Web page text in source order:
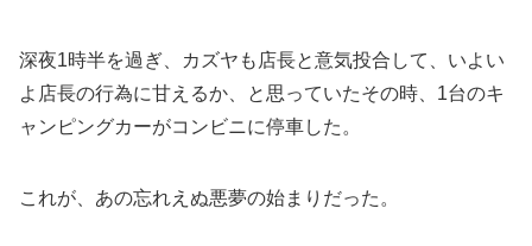
深夜1時半を過ぎ、カズヤも店長と意気投合して、いよい
よ店長の行為に甘えるか、と思っていたその時、1台のキ
ャンピングカーがコンビニに停車した。
これが、あの忘れえぬ悪夢の始まりだった。